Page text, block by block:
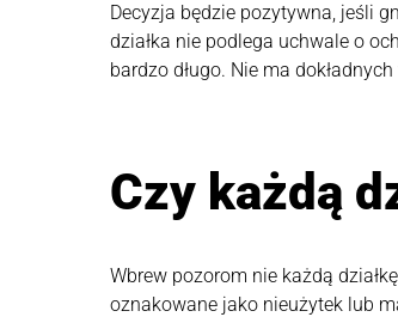
Decyzja będzie pozytywna, jeśli
działka nie podlega uchwale o
bardzo długo. Nie ma
Czy każdą
Wbrew pozorom nie każdą
oznakowane jako nieużytek lub